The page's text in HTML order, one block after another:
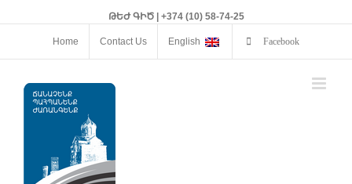
ԹԵԺ ԳԻԾ | +374 (10) 58-74-25
Home Contact Us English Facebook